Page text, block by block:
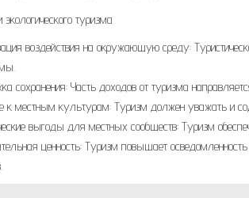
экологического туризма
воздействия на окружающую среду:
сохранения: Часть доходов от туризма
к местным культурам: Туризм должен уважать и
выгоды для местных сообществ: Туризм
ценность: Туризм повышает